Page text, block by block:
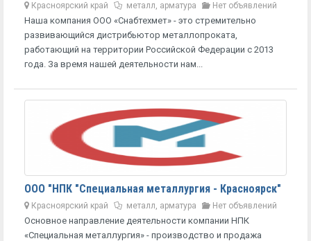
Красноярский край металл, арматура Нет объявлений
Наша компания ООО «Снабтехмет» - это стремительно
развивающийся дистрибьютор металлопроката,
работающий на территории Российской Федерации с 2013
года. За время нашей деятельности нам...
ООО "НПК "Специальная металлургия - Красноярск"
Красноярский край металл, арматура Нет объявлений
Основное направление деятельности компании НПК
«Специальная металлургия» - производство и продажа